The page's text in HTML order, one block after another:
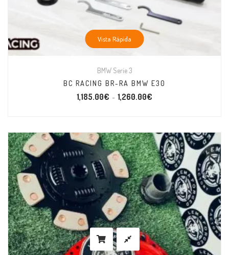
Vista Rápida
BMW Serie 3
BC RACING BR-RA BMW E30
1,185.00€ – 1,260.00€